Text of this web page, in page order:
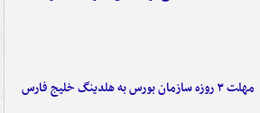
مهلت ۳ روزه سازمان بورس به هلدینگ خلیج فارس